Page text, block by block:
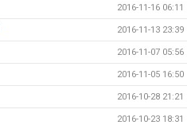
2016-11-16 06:11
2016-11-13 23:39
2016-11-07 05:56
2016-11-05 16:50
2016-10-28 21:21
2016-10-23 18:31